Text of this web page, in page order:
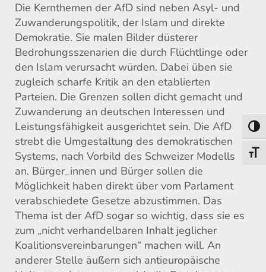
Die Kernthemen der AfD sind neben Asyl- und
Zuwanderungspolitik, der Islam und direkte
Demokratie. Sie malen Bilder düsterer
Bedrohungsszenarien die durch Flüchtlinge oder
den Islam verursacht würden. Dabei üben sie
zugleich scharfe Kritik an den etablierten
Parteien. Die Grenzen sollen dicht gemacht und
Zuwanderung an deutschen Interessen und
Leistungsfähigkeit ausgerichtet sein. Die AfD
strebt die Umgestaltung des demokratischen
Systems, nach Vorbild des Schweizer Modells
an. Bürger_innen und Bürger sollen die
Möglichkeit haben direkt über vom Parlament
verabschiedete Gesetze abzustimmen. Das
Thema ist der AfD sogar so wichtig, dass sie es
zum „nicht verhandelbaren Inhalt jeglicher
Koalitionsvereinbarungen“ machen will. An
anderer Stelle äußern sich antieuropäische